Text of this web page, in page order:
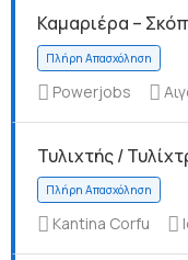
Πλήρη Απασχόληση
Πλήρη Απασχόληση
Καμαριέρα –
Powerjobs
Τυλιχτής /
Kantina Corfu